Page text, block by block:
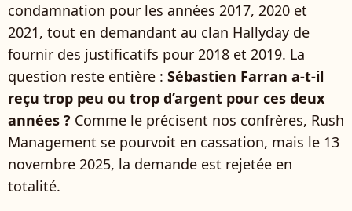
condamnation pour les années 2017, 2020 et
2021, tout en demandant au clan Hallyday de
fournir des justificatifs pour 2018 et 2019. La
question reste entière : Sébastien Farran a-t-il
reçu trop peu ou trop d’argent pour ces deux
années ? Comme le précisent nos confrères, Rush
Management se pourvoit en cassation, mais le 13
novembre 2025, la demande est rejetée en
totalité.